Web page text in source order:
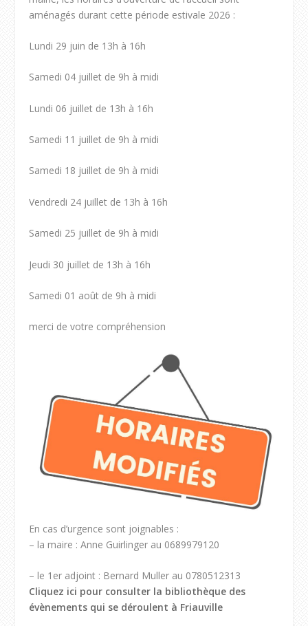
aménagés durant cette période estivale 2026 :
Lundi 29 juin de 13h à 16h
Samedi 04 juillet de 9h à midi
Lundi 06 juillet de 13h à 16h
Samedi 11 juillet de 9h à midi
Samedi 18 juillet de 9h à midi
Vendredi 24 juillet de 13h à 16h
Samedi 25 juillet de 9h à midi
Jeudi 30 juillet de 13h à 16h
Samedi 01 août de 9h à midi
merci de votre compréhension
En cas d’urgence sont joignables :
– la maire : Anne Guirlinger au 0689979120
– le 1er adjoint : Bernard Muller au 0780512313
Cliquez ici pour consulter la bibliothèque des
évènements qui se déroulent à Friauville